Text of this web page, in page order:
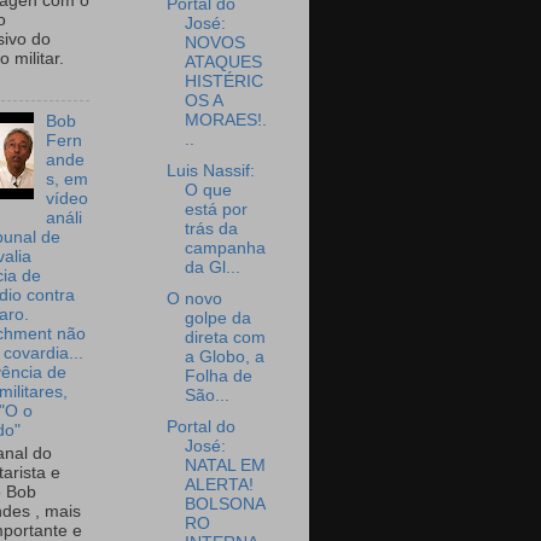
do
militar.
Bob
Fern
ande
s, em
vídeo
análi
de
de
contra
não
de
o
do
e
Bob
, mais
e
Portal do
José:
NOVOS
ATAQUES
HISTÉRIC
OS A
MORAES!.
Luis Nassif:
O que
está por
trás da
campanha
da Gl...
O novo
golpe da
direta com
a Globo, a
Folha de
São...
Portal do
José:
NATAL EM
ALERTA!
BOLSONA
RO